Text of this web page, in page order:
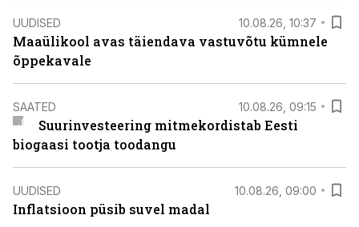
UUDISED 10.08.26, 10:37
Maaülikool avas täiendava vastuvõtu kümnele
õppekavale
SAATED 10.08.26, 09:15
Suurinvesteering mitmekordistab Eesti
biogaasi tootja toodangu
UUDISED 10.08.26, 09:00
Inflatsioon püsib suvel madal